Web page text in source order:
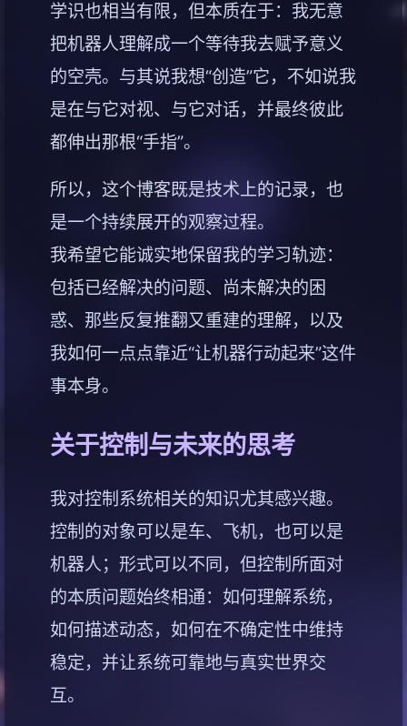
学识也相当有限，但本质在于：我无意
把机器人理解成一个等待我去赋予意义
的空壳。与其说我想“创造”它，不如说我
是在与它对视、与它对话，并最终彼此
都伸出那根“手指”。
所以，这个博客既是技术上的记录，也
是一个持续展开的观察过程。
我希望它能诚实地保留我的学习轨迹：
包括已经解决的问题、尚未解决的困
惑、那些反复推翻又重建的理解，以及
我如何一点点靠近“让机器行动起来”这件
事本身。
关于控制与未来的思考
我对控制系统相关的知识尤其感兴趣。
控制的对象可以是车、飞机，也可以是
机器人；形式可以不同，但控制所面对
的本质问题始终相通：如何理解系统，
如何描述动态，如何在不确定性中维持
稳定，并让系统可靠地与真实世界交
互。